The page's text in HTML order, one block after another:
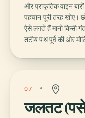
और प्राकृतिक वाइन
पहचान पूरी तरह खोए।
ऐसे लगते हैं मानो किसी
तटीय पथ पूर्व की ओर
07
जलतट